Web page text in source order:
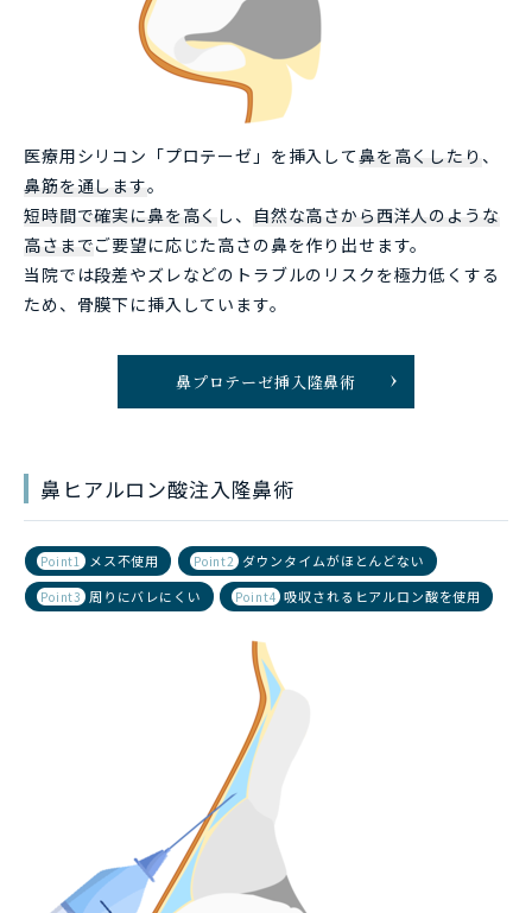
医療用シリコン「プロテーゼ」を挿入して鼻を高くしたり 、
鼻筋を通します。
短時間で確実に鼻を高く し、
自然な高さから西洋人のような
高さまでご要望に応じた高さの鼻を作り出せます。
当院では段差やズレなどのトラブルのリスクを極力低くする
ため、骨膜下に挿入しています。
鼻プロテーゼ挿入隆鼻術
鼻ヒアルロン酸注入隆鼻術
Point1 メス不使用 Point2 ダウンタイムがほとんどない
Point3 周りにバレにくい Point4 吸収されるヒアルロン酸を使用